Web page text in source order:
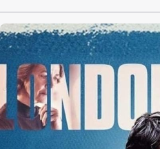
droht.